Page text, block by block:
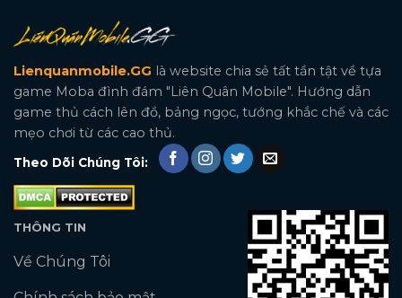
Lienquanmobile.GG là website chia sẻ tất tần tật về tựa
game Moba đình đám "Liên Quân Mobile". Hướng dẫn
game thủ cách lên đồ, bảng ngọc, tướng khắc chế và các
mẹo chơi từ các cao thủ.
Theo Dõi Chúng Tôi:
THÔNG TIN
Về Chúng Tôi